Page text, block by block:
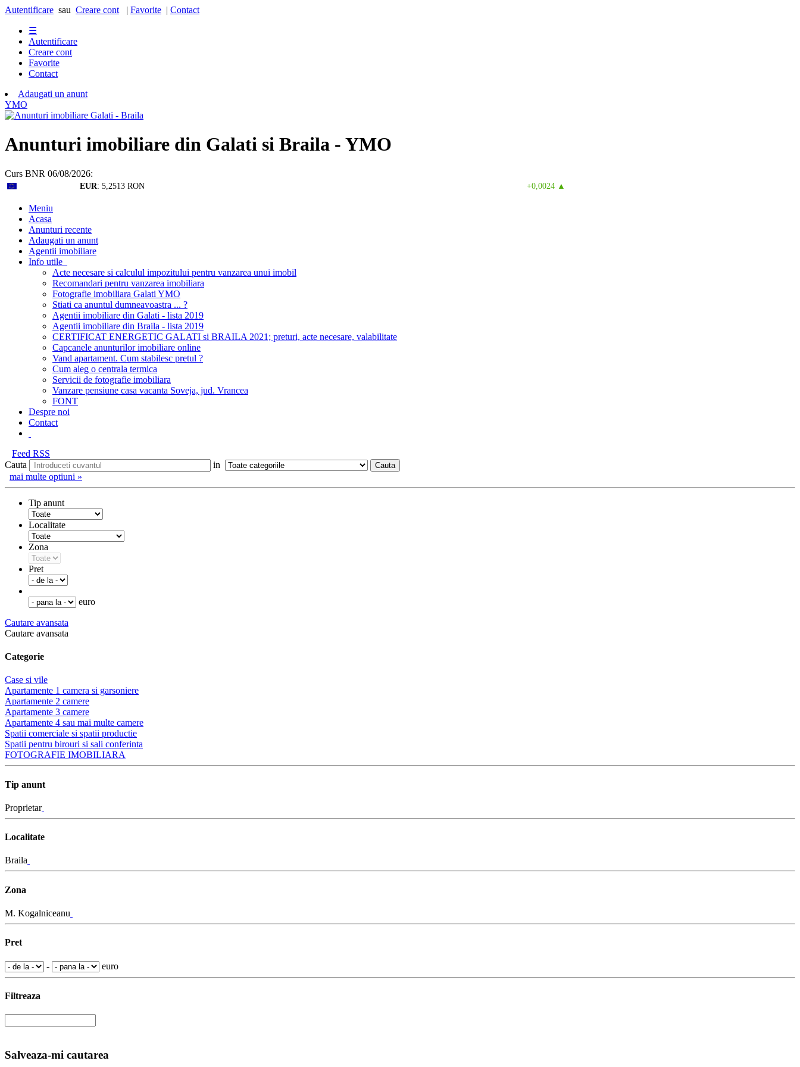
Autentificare sau Creare cont | Favorite | Contact
☰
Autentificare
Creare cont
Favorite
Contact
Adaugati un anunt
YMO
Anunturi imobiliare din Galati si Braila - YMO
Curs BNR 06/08/2026:
EUR: 5,2513 RON +0,0024 ▲
Meniu
Acasa
Anunturi recente
Adaugati un anunt
Agentii imobiliare
Info utile
Acte necesare si calculul impozitului pentru vanzarea unui imobil
Recomandari pentru vanzarea imobiliara
Fotografie imobiliara Galati YMO
Stiati ca anuntul dumneavoastra ... ?
Agentii imobiliare din Galati - lista 2019
Agentii imobiliare din Braila - lista 2019
CERTIFICAT ENERGETIC GALATI si BRAILA 2021; preturi, acte necesare, valabilitate
Capcanele anunturilor imobiliare online
Vand apartament. Cum stabilesc pretul ?
Cum aleg o centrala termica
Servicii de fotografie imobiliara
Vanzare pensiune casa vacanta Soveja, jud. Vrancea
FONT
Despre noi
Contact
Feed RSS
Cauta
in
mai multe optiuni »
Tip anunt
Localitate
Zona
Pret
euro
Cautare avansata
Cautare avansata
Categorie
Case si vile
Apartamente 1 camera si garsoniere
Apartamente 2 camere
Apartamente 3 camere
Apartamente 4 sau mai multe camere
Spatii comerciale si spatii productie
Spatii pentru birouri si sali conferinta
FOTOGRAFIE IMOBILIARA
Tip anunt
Proprietar
Localitate
Braila
Zona
M. Kogalniceanu
Pret
- euro
Filtreaza
Salveaza-mi cautarea